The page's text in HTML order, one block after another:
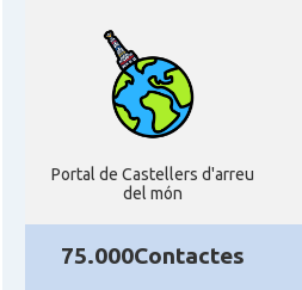
Portal de Castellers d'arreu
del món
75.000Contactes